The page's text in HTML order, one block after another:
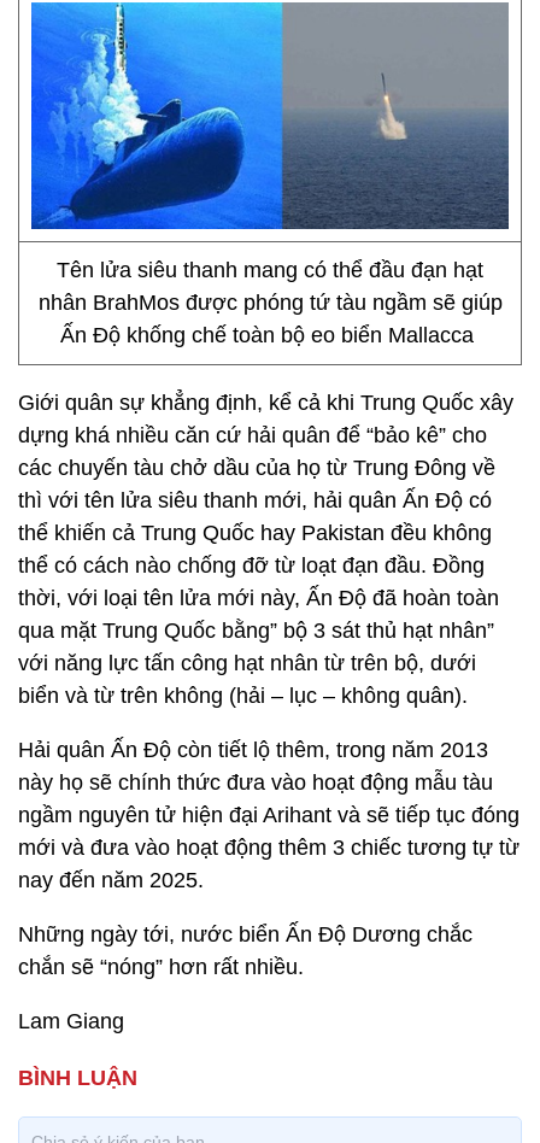
Tên lửa siêu thanh mang có thể đầu đạn hạt
nhân BrahMos được phóng tứ tàu ngầm sẽ giúp
Ấn Độ khống chế toàn bộ eo biển Mallacca
Giới quân sự khẳng định, kể cả khi Trung Quốc xây
dựng khá nhiều căn cứ hải quân để “bảo kê” cho
các chuyến tàu chở dầu của họ từ Trung Đông về
thì với tên lửa siêu thanh mới, hải quân Ấn Độ có
thể khiến cả Trung Quốc hay Pakistan đều không
thể có cách nào chống đỡ từ loạt đạn đầu. Đồng
thời, với loại tên lửa mới này, Ấn Độ đã hoàn toàn
qua mặt Trung Quốc bằng” bộ 3 sát thủ hạt nhân”
với năng lực tấn công hạt nhân từ trên bộ, dưới
biển và từ trên không (hải – lục – không quân).
Hải quân Ấn Độ còn tiết lộ thêm, trong năm 2013
này họ sẽ chính thức đưa vào hoạt động mẫu tàu
ngầm nguyên tử hiện đại Arihant và sẽ tiếp tục đóng
mới và đưa vào hoạt động thêm 3 chiếc tương tự từ
nay đến năm 2025.
Những ngày tới, nước biển Ấn Độ Dương chắc
chắn sẽ “nóng” hơn rất nhiều.
Lam Giang